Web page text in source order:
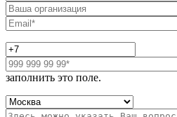
заполнить это поле.